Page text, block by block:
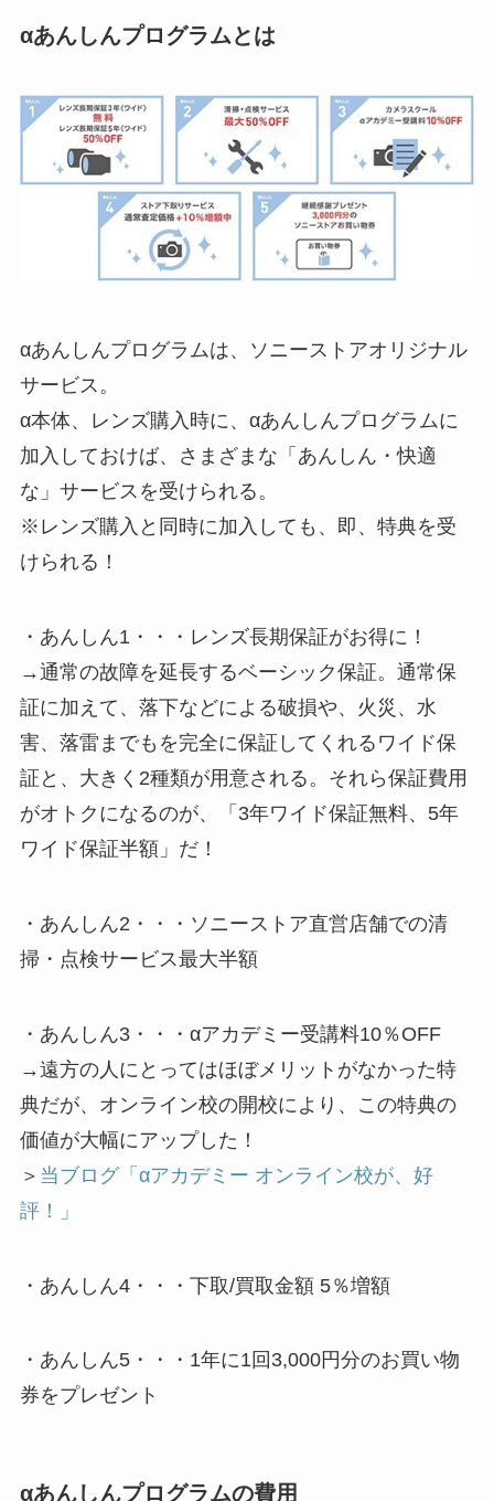
αあんしんプログラムとは
αあんしんプログラムは、ソニーストアオリジナル
サービス。
α本体、レンズ購入時に、αあんしんプログラムに
加入しておけば、さまざまな「あんしん・快適
な」サービスを受けられる。
※レンズ購入と同時に加入しても、即、特典を受
けられる！
・あんしん1・・・レンズ長期保証がお得に！
→通常の故障を延長するベーシック保証。通常保
証に加えて、落下などによる破損や、火災、水
害、落雷までもを完全に保証してくれるワイド保
証と、大きく2種類が用意される。それら保証費用
がオトクになるのが、「3年ワイド保証無料、5年
ワイド保証半額」だ！
・あんしん2・・・ソニーストア直営店舗での清
掃・点検サービス最大半額
・あんしん3・・・αアカデミー受講料10％OFF
→遠方の人にとってはほぼメリットがなかった特
典だが、オンライン校の開校により、この特典の
価値が大幅にアップした！
＞ 当ブログ「αアカデミー オンライン校が、好
評！」
・あんしん4・・・下取/買取金額 5％増額
・あんしん5・・・1年に1回3,000円分のお買い物
券をプレゼント
αあんしんプログラムの費用